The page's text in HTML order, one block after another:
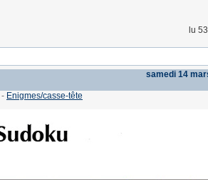
lu
samedi 14
- Enigmes/casse-tête